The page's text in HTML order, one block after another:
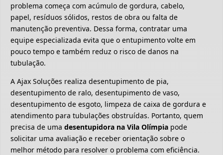
problema começa com acúmulo de gordura, cabelo,
papel, resíduos sólidos, restos de obra ou falta de
manutenção preventiva. Dessa forma, contratar uma
equipe especializada evita que o entupimento volte em
pouco tempo e também reduz o risco de danos na
tubulação.
A Ajax Soluções realiza desentupimento de pia,
desentupimento de ralo, desentupimento de vaso,
desentupimento de esgoto, limpeza de caixa de gordura e
atendimento para tubulações obstruídas. Portanto, quem
precisa de uma desentupidora na Vila Olímpia pode
solicitar uma avaliação e receber orientação sobre o
melhor método para resolver o problema com eficiência.